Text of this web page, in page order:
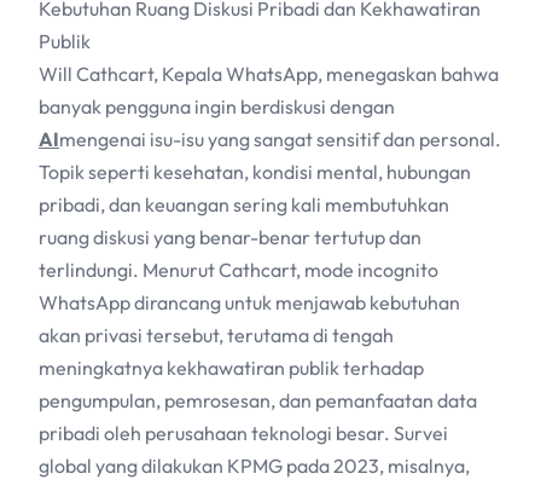
Kebutuhan Ruang Diskusi Pribadi dan Kekhawatiran
Publik
Will Cathcart, Kepala WhatsApp, menegaskan bahwa
banyak pengguna ingin berdiskusi dengan
AImengenai isu-isu yang sangat sensitif dan personal.
Topik seperti kesehatan, kondisi mental, hubungan
pribadi, dan keuangan sering kali membutuhkan
ruang diskusi yang benar-benar tertutup dan
terlindungi. Menurut Cathcart, mode incognito
WhatsApp dirancang untuk menjawab kebutuhan
akan privasi tersebut, terutama di tengah
meningkatnya kekhawatiran publik terhadap
pengumpulan, pemrosesan, dan pemanfaatan data
pribadi oleh perusahaan teknologi besar. Survei
global yang dilakukan KPMG pada 2023, misalnya,